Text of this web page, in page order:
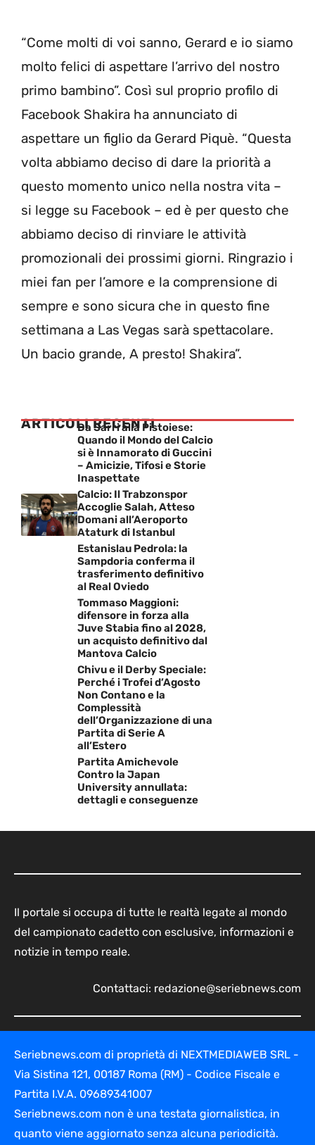
“Come molti di voi sanno, Gerard e io siamo
molto felici di aspettare l’arrivo del nostro
primo bambino”. Così sul proprio profilo di
Facebook Shakira ha annunciato di
aspettare un figlio da Gerard Piquè. “Questa
volta abbiamo deciso di dare la priorità a
questo momento unico nella nostra vita –
si legge su Facebook – ed è per questo che
abbiamo deciso di rinviare le attività
promozionali dei prossimi giorni. Ringrazio i
miei fan per l’amore e la comprensione di
sempre e sono sicura che in questo fine
settimana a Las Vegas sarà spettacolare.
Un bacio grande, A presto! Shakira”.
ARTICOLI RECENTI
Da Sarri alla Pistoiese:
Quando il Mondo del Calcio
si è Innamorato di Guccini
– Amicizie, Tifosi e Storie
Inaspettate
Calcio: Il Trabzonspor
Accoglie Salah, Atteso
Domani all’Aeroporto
Ataturk di Istanbul
Estanislau Pedrola: la
Sampdoria conferma il
trasferimento definitivo
al Real Oviedo
Tommaso Maggioni:
difensore in forza alla
Juve Stabia fino al 2028,
un acquisto definitivo dal
Mantova Calcio
Chivu e il Derby Speciale:
Perché i Trofei d’Agosto
Non Contano e la
Complessità
dell’Organizzazione di una
Partita di Serie A
all’Estero
Partita Amichevole
Contro la Japan
University annullata:
dettagli e conseguenze
Il portale si occupa di tutte le realtà legate al mondo
del campionato cadetto con esclusive, informazioni e
notizie in tempo reale.
Contattaci: redazione@seriebnews.com
Seriebnews.com di proprietà di NEXTMEDIAWEB SRL -
Via Sistina 121, 00187 Roma (RM) - Codice Fiscale e
Partita I.V.A. 09689341007
Seriebnews.com non è una testata giornalistica, in
quanto viene aggiornato senza alcuna periodicità.